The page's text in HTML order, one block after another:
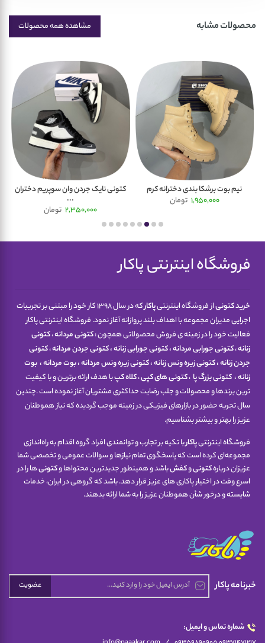
محصولات مشابه مشاهده همه محصولات
نیم بوت برشکا بندی دخترانه کرم
1,950,000 تومان
کتونی نایک جردن وان سوپریم دختران
...
2,350,000 تومان
فروشگاه اینترنتی پاکار
خرید کتونیاز فروشگاه اینترنتیپاکار
که در سال 1398 کار خود را مبتنی بر تجربیات
اجرایی مدیران مجموعه با اهداف بلند پروازانه آغاز نمود. فروشگاه اینترنتی پاکار
فعالیت خود را در زمینه ی فروش محصولاتی همچون :کتونی مردانه،کتونی
زنانه،کتونی جورابی مردانه،کتونی جورابی زنانه،کتونی جردن مردانه،کتونی
جردن زنانه،کتونی زیره ونس زنانه،کتونی زیره ونس مردانه،بوت مردانه،بوت
زنانه، کتونیبزرگ پا ،کتونی های کپی،کلاه کپبا هدف ارائه برترین و با کیفیت
ترین برندها و محصولات و جلب رضایت حداکثری مشتریان آغاز نموده است .چندین
سال تجربه حضور در بازارهای فیزیکی در زمینه موجب گردیده که نیاز هموطنان
عزیز را بهتر و بیشتر بشناسیم.
فروشگاه اینترنتیپاکاربا تکیه بر تجارب و توانمندی افراد گروه اقدام به راه‌اندازی
مجموعه‌ای کرده است که پاسخگوی تمام نیازها و سوالات عمومی و تخصصی شما
عزیزان دربارهکتونیوکفشباشد و همینطور جدیدترین محتواها وکتونیها را در
اسرع وقت در اختیار پاکاری های عزیز قرار دهد. باشد که گروهی در ایران، خدمات
شایسته و درخور شأن هموطنان عزیز را به شما ارائه بدهند.
خبرنامه پاکار عضویت
شماره تماس و ایمیل: